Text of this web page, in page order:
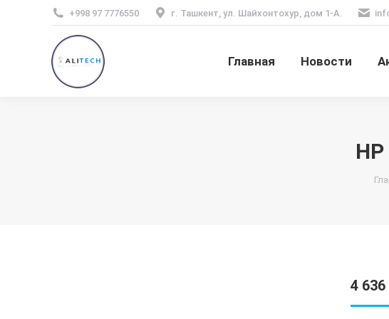
+998 97 7776550 г. Ташкент, ул. Шайхонтохур, дом 1-А.
Главная Новости
Вы
4 636